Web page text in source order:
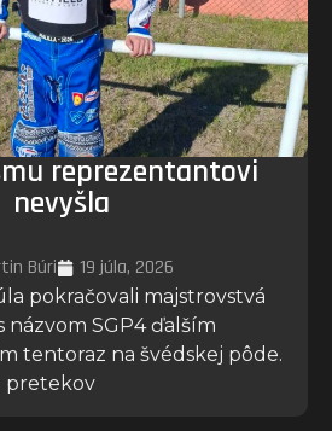
reprezentantovi
nevyšla
Búri 19 júla, 2026
pokračovali majstrovstvá
názvom SGP4 ďalším
tentoraz na švédskej pôde.
pretekov